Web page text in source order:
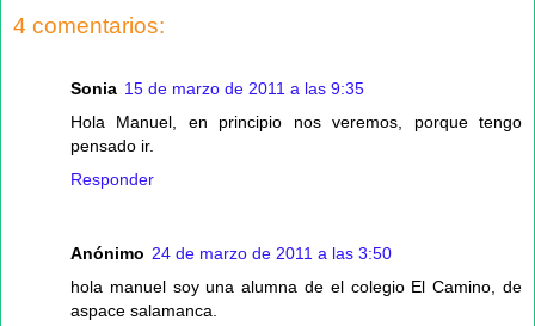
4 comentarios:
Sonia 15 de marzo de 2011 a las 9:35
Hola Manuel, en principio nos veremos, porque tengo
pensado ir.
Responder
Anónimo 24 de marzo de 2011 a las 3:50
hola manuel soy una alumna de el colegio El Camino, de
aspace salamanca.